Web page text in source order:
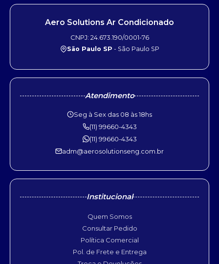
Aero Solutions Ar Condicionado
CNPJ: 24.673.190/0001-76
São Paulo SP - São Paulo SP
Atendimento
Seg à Sex das 08 às 18hs
(11) 99660-4343
(11) 99660-4343
adm@aerosolutionseng.com.br
Institucional
Quem Somos
Consultar Pedido
Política Comercial
Pol. de Frete e Entrega